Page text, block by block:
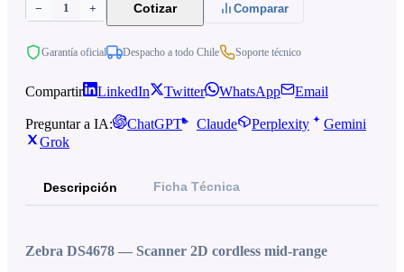
− 1 + Cotizar Comparar
Garantía oficial Despacho a todo Chile Soporte técnico
Compartir LinkedIn Twitter WhatsApp Email
Preguntar a IA: ChatGPT Claude Perplexity
Gemini
Grok
Descripción Ficha Técnica
Zebra DS4678 — Scanner 2D cordless mid-range